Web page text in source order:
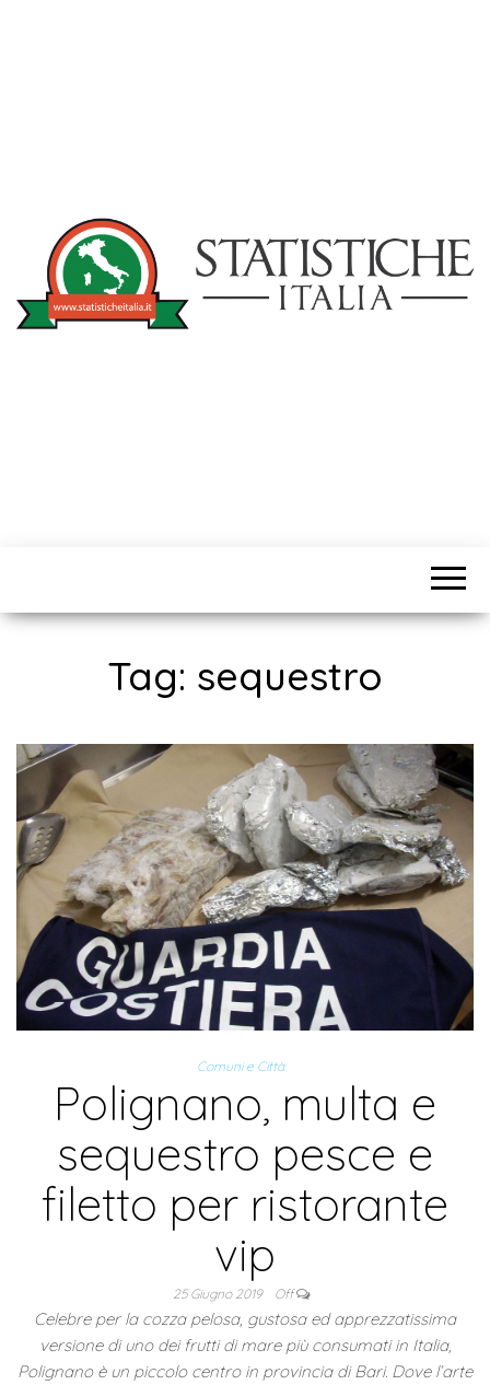
Tag: sequestro
Comuni e Città
Polignano, multa e
sequestro pesce e
filetto per ristorante
vip
25 Giugno 2019 Off
Celebre per la cozza pelosa, gustosa ed apprezzatissima
versione di uno dei frutti di mare più consumati in Italia,
Polignano è un piccolo centro in provincia di Bari. Dove l’arte